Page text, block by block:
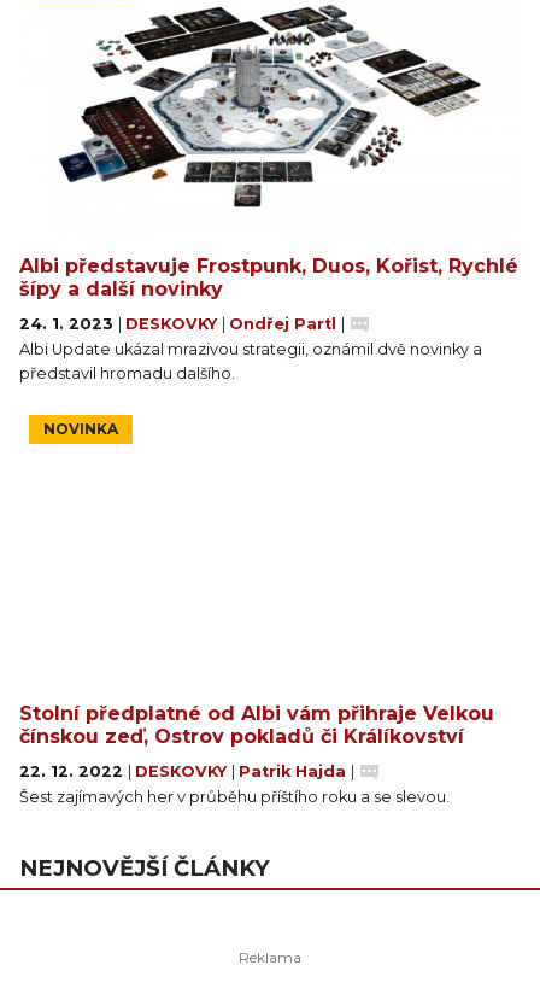
Albi představuje Frostpunk, Duos, Kořist, Rychlé
šípy a další novinky
24. 1. 2023 DESKOVKY Ondřej Partl
Albi Update ukázal mrazivou strategii, oznámil dvě novinky a
představil hromadu dalšího.
NOVINKA
Stolní předplatné od Albi vám přihraje Velkou
čínskou zeď, Ostrov pokladů či Králíkovství
22. 12. 2022 DESKOVKY Patrik Hajda
Šest zajímavých her v průběhu příštího roku a se slevou.
NEJNOVĚJŠÍ ČLÁNKY